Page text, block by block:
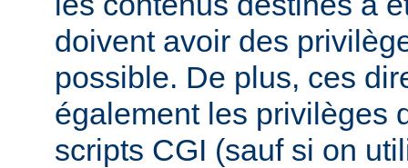
doivent avoir des
possible. De plus, ces
également les privilèges
scripts CGI (sauf si on